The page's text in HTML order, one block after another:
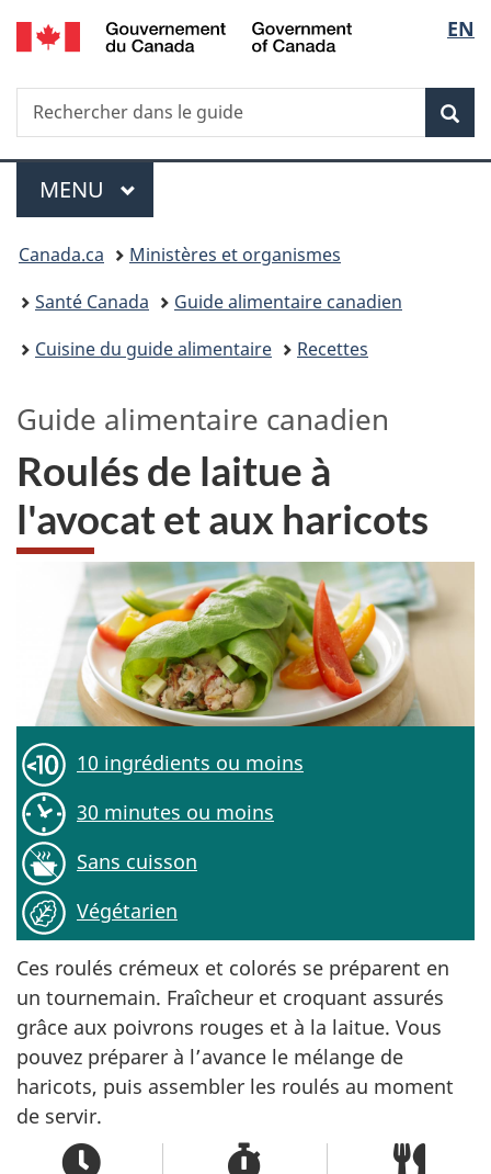
Passer
au
Passer
à
du
Passer
à
simplifiée
de
la
EN
Recherche
Rechercher
dans
Menu
MENU PRINCIPAL
Vous
êtes
ici :
Canada.ca
Ministères et organismes
Santé Canada
Guide alimentaire canadien
Cuisine du guide alimentaire
Recettes
Guide alimentaire canadien
Roulés de laitue à
l'avocat et aux haricots
10 ingrédients ou moins
30 minutes ou moins
Sans cuisson
Végétarien
Ces roulés crémeux et colorés se préparent en
un tournemain. Fraîcheur et croquant assurés
grâce aux poivrons rouges et à la laitue. Vous
pouvez préparer à l’avance le mélange de
haricots, puis assembler les roulés au moment
de servir.